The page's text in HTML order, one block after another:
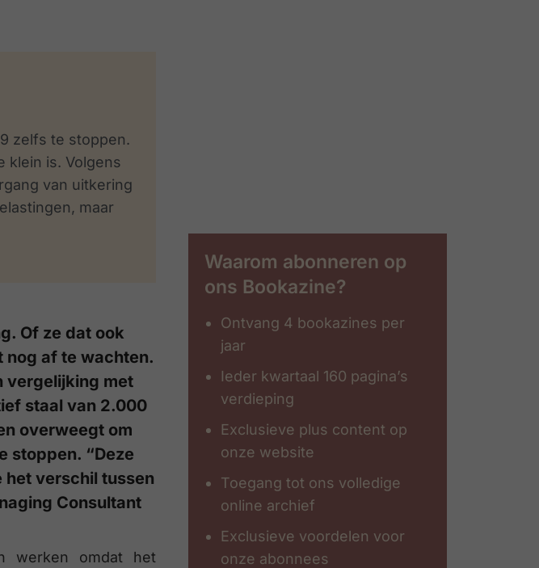
zelfs te stoppen.
klein is. Volgens
van uitkering
maar
Of ze dat ook
nog af te wachten.
vergelijking met
staal van 2.000
overweegt om
stoppen. “Deze
het verschil tussen
Consultant
werken omdat het
Waarom abonneren op
ons Bookazine?
Ontvang 4 bookazines per
jaar
Ieder kwartaal 160 pagina’s
verdieping
Exclusieve plus content op
onze website
Toegang tot ons volledige
online archief
Exclusieve voordelen voor
onze abonnees